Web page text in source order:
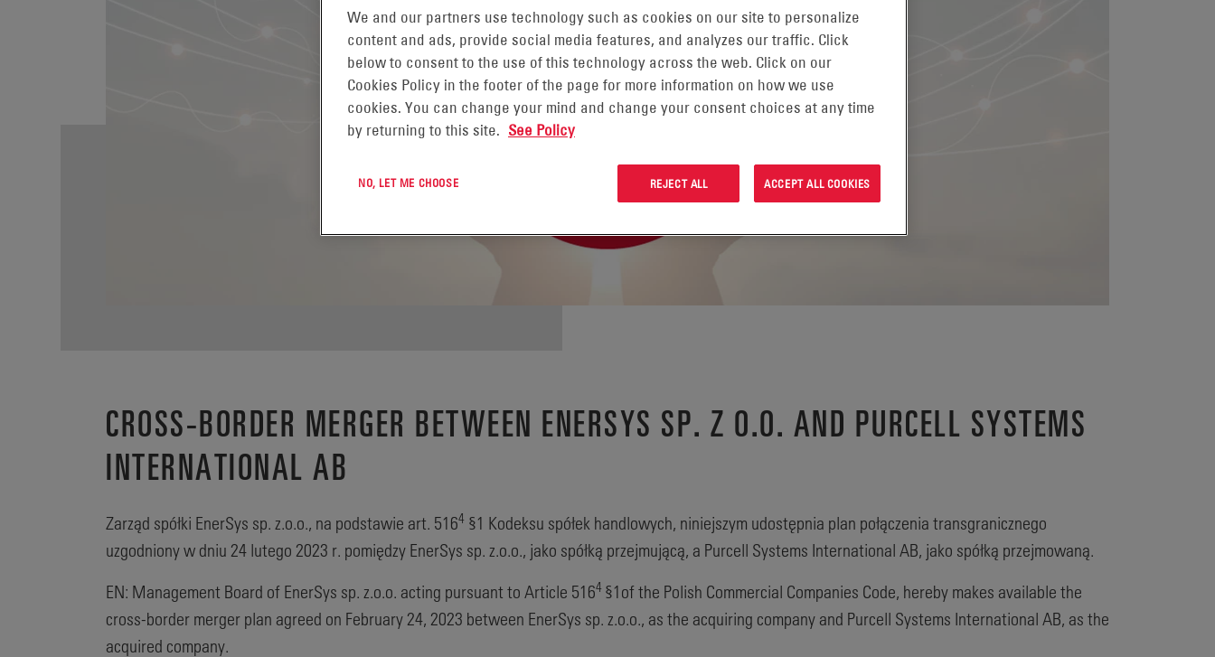
CROSS-BORDER MERGER BETWEEN ENERSYS SP. Z O.O. AND PURCELL SYSTEMS
INTERNATIONAL AB
Zarząd spółki EnerSys sp. z.o.o., na podstawie art. 5164 §1 Kodeksu spółek handlowych, niniejszym udostępnia plan połączenia transgranicznego
uzgodniony w dniu 24 lutego 2023 r. pomiędzy EnerSys sp. z.o.o., jako spółką przejmującą, a Purcell Systems International AB, jako spółką przejmowaną.
EN: Management Board of EnerSys sp. z.o.o. acting pursuant to Article 5164 §1of the Polish Commercial Companies Code, hereby makes available the
cross-border merger plan agreed on February 24, 2023 between EnerSys sp. z.o.o., as the acquiring company and Purcell Systems International AB, as the
acquired company.
We and our partners use technology such as cookies on our site to personalize
content and ads, provide social media features, and analyzes our traffic. Click
below to consent to the use of this technology across the web. Click on our
Cookies Policy in the footer of the page for more information on how we use
cookies. You can change your mind and change your consent choices at any time
by returning to this site. See Policy
NO, LET ME CHOOSE REJECT ALL ACCEPT ALL COOKIES